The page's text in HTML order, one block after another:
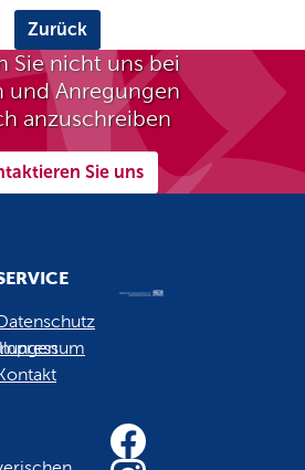
Zurück
Sie nicht uns bei
und Anregungen
anzuschreiben
Sie uns